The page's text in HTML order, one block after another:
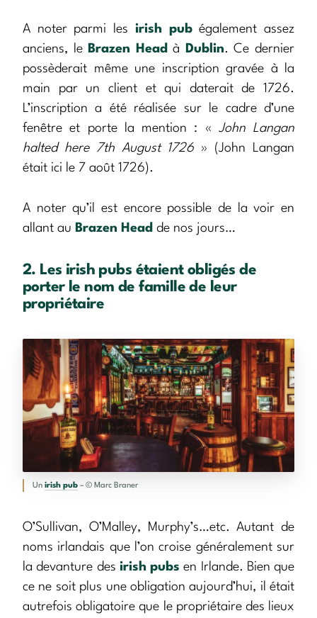
A noter parmi les irish pubégalement assez
anciens, le
Brazen Head à Dublin. Ce dernier
possèderait même une inscription gravée à la
main par un client et qui daterait de 1726.
L’inscription a été réalisée sur le cadre d’une
fenêtre et porte la mention : « John Langan
halted here 7th August 1726 » (John Langan
était ici le 7 août 1726).
A noter qu’il est encore possible de la voir en
allant au Brazen Head de nos jours…
2. Les irish pubs étaient obligés de
porter le nom de famille de leur
propriétaire
Un irish pub – © Marc Braner
O’Sullivan, O’Malley, Murphy’s…etc. Autant de
noms irlandais que l’on croise généralement sur
la devanture des irish pubs en Irlande. Bien que
ce ne soit plus une obligation aujourd’hui, il était
autrefois obligatoire que le propriétaire des lieux